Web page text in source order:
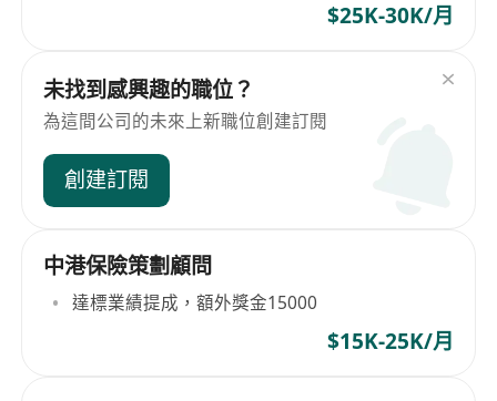
$25K-30K/月
未找到感興趣的職位？
為這間公司的未來上新職位創建訂閱
創建訂閱
中港保險策劃顧問
達標業績提成，額外獎金15000
$15K-25K/月